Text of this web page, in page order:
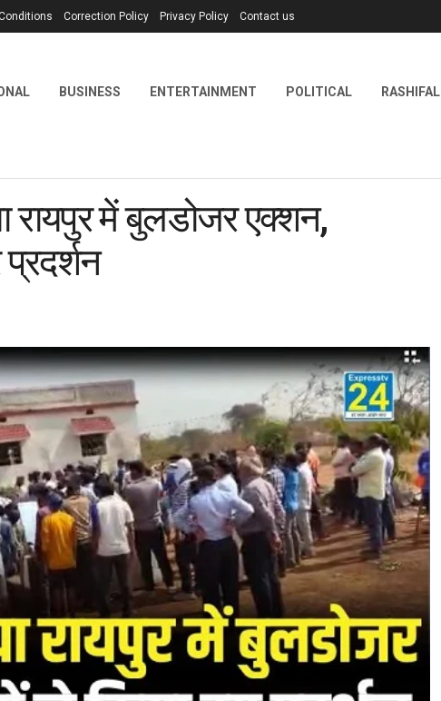
Correction Policy Privacy Policy Contact us
BUSINESS ENTERTAINMENT POLITICAL RASHIFAL
में बुलडोजर एक्शन,